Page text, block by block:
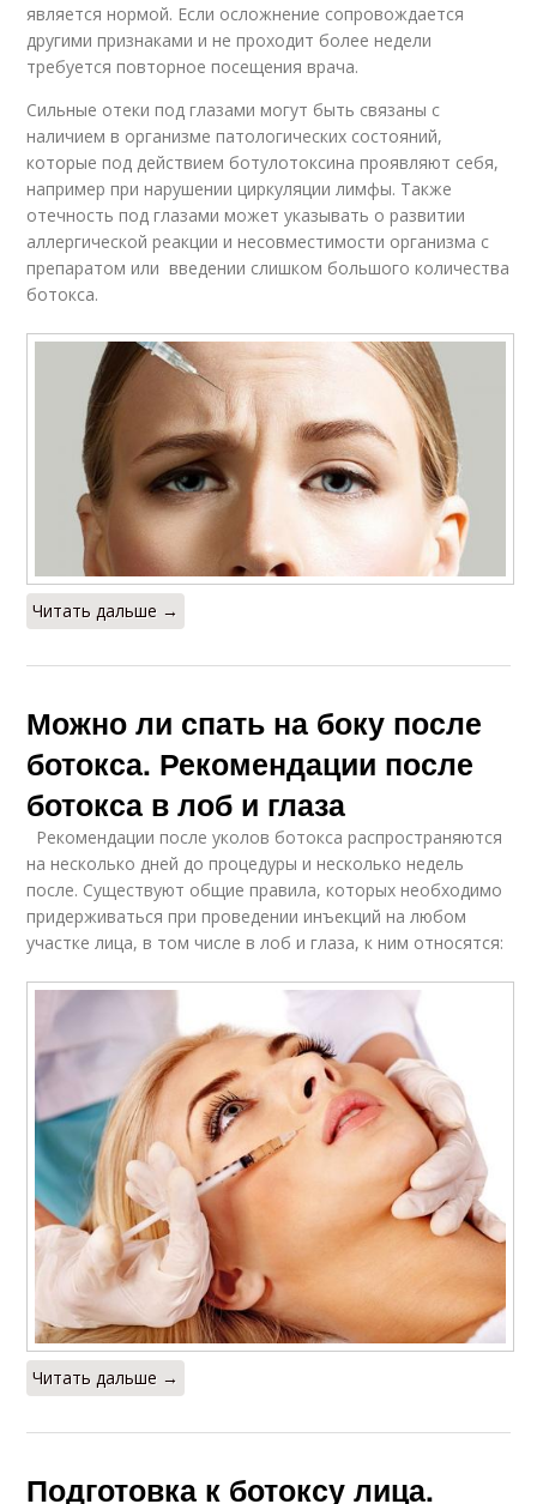
является нормой. Если осложнение сопровождается
другими признаками и не проходит более недели
требуется повторное посещения врача.
Сильные отеки под глазами могут быть связаны с
наличием в организме патологических состояний,
которые под действием ботулотоксина проявляют себя,
например при нарушении циркуляции лимфы. Также
отечность под глазами может указывать о развитии
аллергической реакции и несовместимости организма с
препаратом или введении слишком большого количества
ботокса.
Читать дальше →
Можно ли спать на боку после
ботокса. Рекомендации после
ботокса в лоб и глаза
Рекомендации после уколов ботокса распространяются
на несколько дней до процедуры и несколько недель
после. Существуют общие правила, которых необходимо
придерживаться при проведении инъекций на любом
участке лица, в том числе в лоб и глаза, к ним относятся:
Читать дальше →
Подготовка к ботоксу лица.